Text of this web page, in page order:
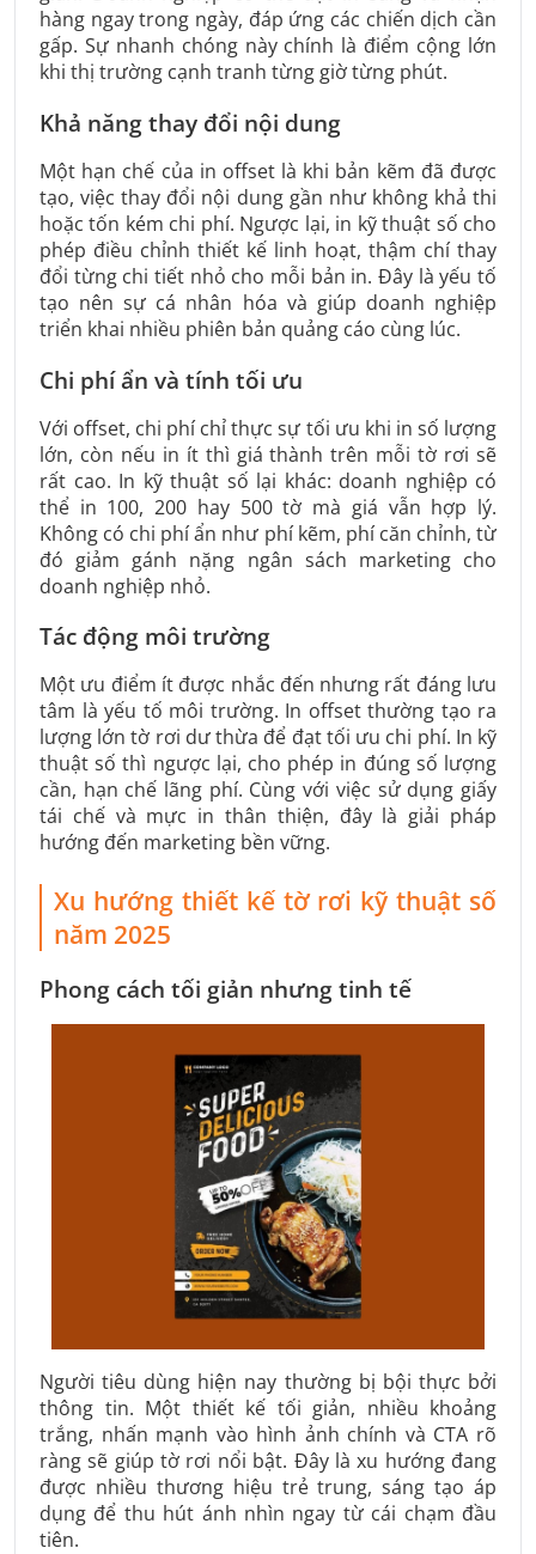
hàng ngay trong ngày, đáp ứng các chiến dịch cần
gấp. Sự nhanh chóng này chính là điểm cộng lớn
khi thị trường cạnh tranh từng giờ từng phút.
Khả năng thay đổi nội dung
Một hạn chế của in offset là khi bản kẽm đã được
tạo, việc thay đổi nội dung gần như không khả thi
hoặc tốn kém chi phí. Ngược lại, in kỹ thuật số cho
phép điều chỉnh thiết kế linh hoạt, thậm chí thay
đổi từng chi tiết nhỏ cho mỗi bản in. Đây là yếu tố
tạo nên sự cá nhân hóa và giúp doanh nghiệp
triển khai nhiều phiên bản quảng cáo cùng lúc.
Chi phí ẩn và tính tối ưu
Với offset, chi phí chỉ thực sự tối ưu khi in số lượng
lớn, còn nếu in ít thì giá thành trên mỗi tờ rơi sẽ
rất cao. In kỹ thuật số lại khác: doanh nghiệp có
thể in 100, 200 hay 500 tờ mà giá vẫn hợp lý.
Không có chi phí ẩn như phí kẽm, phí căn chỉnh, từ
đó giảm gánh nặng ngân sách marketing cho
doanh nghiệp nhỏ.
Tác động môi trường
Một ưu điểm ít được nhắc đến nhưng rất đáng lưu
tâm là yếu tố môi trường. In offset thường tạo ra
lượng lớn tờ rơi dư thừa để đạt tối ưu chi phí. In kỹ
thuật số thì ngược lại, cho phép in đúng số lượng
cần, hạn chế lãng phí. Cùng với việc sử dụng giấy
tái chế và mực in thân thiện, đây là giải pháp
hướng đến marketing bền vững.
Xu hướng thiết kế tờ rơi kỹ thuật số
năm 2025
Phong cách tối giản nhưng tinh tế
Người tiêu dùng hiện nay thường bị bội thực bởi
thông tin. Một thiết kế tối giản, nhiều khoảng
trắng, nhấn mạnh vào hình ảnh chính và CTA rõ
ràng sẽ giúp tờ rơi nổi bật. Đây là xu hướng đang
được nhiều thương hiệu trẻ trung, sáng tạo áp
dụng để thu hút ánh nhìn ngay từ cái chạm đầu
tiên.